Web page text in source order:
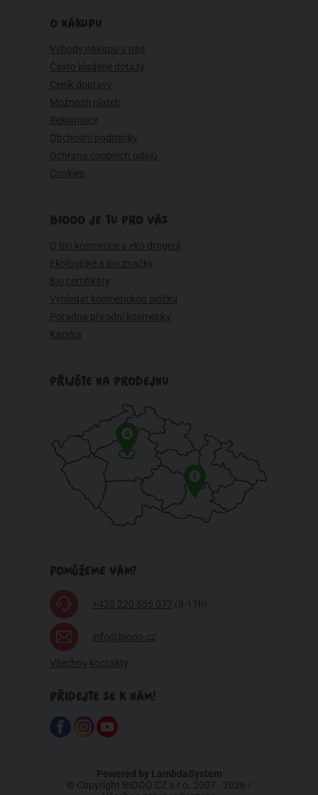
O NÁKUPU
Výhody nákupu u nás
Často kladené dotazy
Ceník dopravy
Možnosti plateb
Reklamace
Obchodní podmínky
Ochrana osobních údajů
Cookies
BIOOO JE TU PRO VÁS
O bio kosmetice a eko drogerii
Ekologické a bio značky
Bio certifikáty
Vyhledat kosmetickou složku
Poradna přírodní kosmetiky
Kariéra
PŘIJĎTE NA PRODEJNU
1
4
POMŮŽEME VÁM?
+420 220 555 077 (9-17h)
info@biooo.cz
Všechny kontakty
PŘIDEJTE SE K NÁM!
Powered by LambdaSystem
© Copyright BIOOO.CZ s.r.o. 2007 - 2026 /